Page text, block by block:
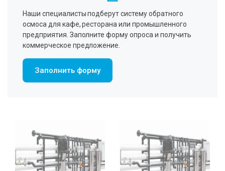
Наши специалисты подберут систему обратного
осмоса для кафе, ресторана или промышленного
предприятия. Заполните форму опроса и получить
коммерческое предложение.
Заполнить форму